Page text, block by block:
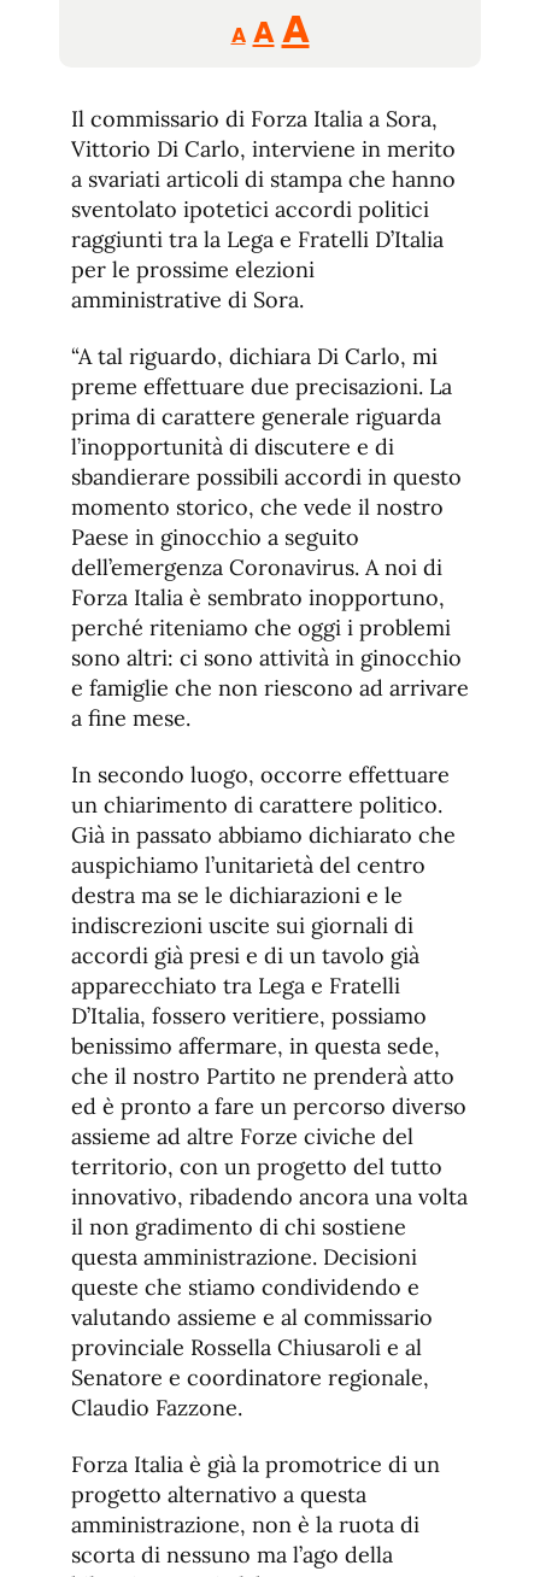
A
Reducir
tamaño
A Restablecer
fuente
AAumentar
de
fuente.
Il commissario di Forza Italia a Sora,
Vittorio Di Carlo, interviene in merito
a svariati articoli di stampa che hanno
sventolato ipotetici accordi politici
raggiunti tra la Lega e Fratelli D’Italia
per le prossime elezioni
amministrative di Sora.
“A tal riguardo, dichiara Di Carlo, mi
preme effettuare due precisazioni. La
prima di carattere generale riguarda
l’inopportunità di discutere e di
sbandierare possibili accordi in questo
momento storico, che vede il nostro
Paese in ginocchio a seguito
dell’emergenza Coronavirus. A noi di
Forza Italia è sembrato inopportuno,
perché riteniamo che oggi i problemi
sono altri: ci sono attività in ginocchio
e famiglie che non riescono ad arrivare
a fine mese.
In secondo luogo, occorre effettuare
un chiarimento di carattere politico.
Già in passato abbiamo dichiarato che
auspichiamo l’unitarietà del centro
destra ma se le dichiarazioni e le
indiscrezioni uscite sui giornali di
accordi già presi e di un tavolo già
apparecchiato tra Lega e Fratelli
D’Italia, fossero veritiere, possiamo
benissimo affermare, in questa sede,
che il nostro Partito ne prenderà atto
ed è pronto a fare un percorso diverso
assieme ad altre Forze civiche del
territorio, con un progetto del tutto
innovativo, ribadendo ancora una volta
il non gradimento di chi sostiene
questa amministrazione. Decisioni
queste che stiamo condividendo e
valutando assieme e al commissario
provinciale Rossella Chiusaroli e al
Senatore e coordinatore regionale,
Claudio Fazzone.
Forza Italia è già la promotrice di un
progetto alternativo a questa
amministrazione, non è la ruota di
scorta di nessuno ma l’ago della